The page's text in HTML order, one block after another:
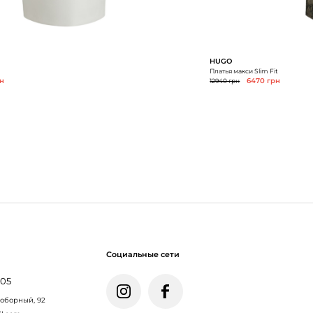
HUGO
Платья макси Slim Fit
12940 грн
6470 грн
92
Социальные сети